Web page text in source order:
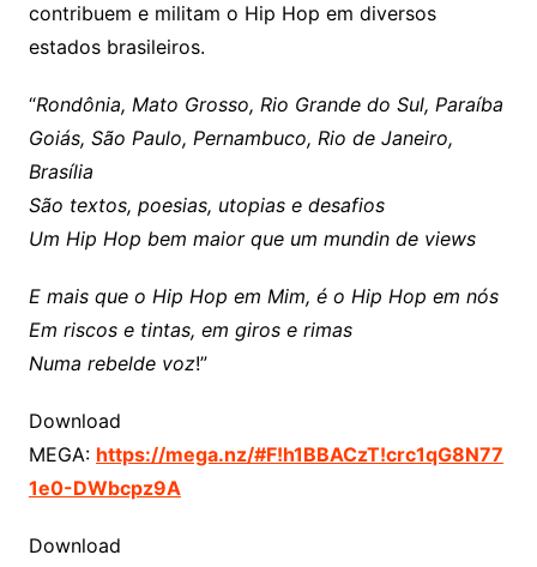
contribuem e militam o Hip Hop em diversos
estados brasileiros.
“Rondônia, Mato Grosso, Rio Grande do Sul, Paraíba
Goiás, São Paulo, Pernambuco, Rio de Janeiro,
Brasília
São textos, poesias, utopias e desafios
Um Hip Hop bem maior que um mundin de views
E mais que o Hip Hop em Mim, é o Hip Hop em nós
Em riscos e tintas, em giros e rimas
Numa rebelde voz!”
Download
MEGA: https://mega.nz/#F!h1BBACzT!crc1qG8N77
1e0-DWbcpz9A
Download